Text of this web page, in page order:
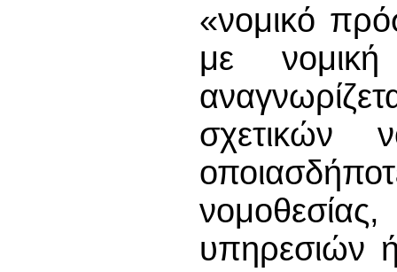
«νομικό
με
σχετικών
υπηρεσιών